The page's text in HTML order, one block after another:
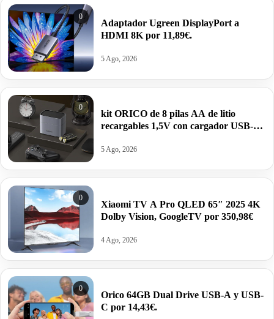
0
Adaptador Ugreen DisplayPort a
HDMI 8K por 11,89€.
5 Ago, 2026
0
kit ORICO de 8 pilas AA de litio
recargables 1,5V con cargador USB-C
5 Ago, 2026
0
Xiaomi TV A Pro QLED 65″ 2025 4K
Dolby Vision, GoogleTV por 350,98€
4 Ago, 2026
0
Orico 64GB Dual Drive USB-A y USB-
C por 14,43€.